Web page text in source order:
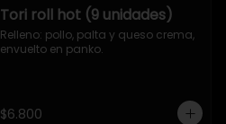
Tori roll hot (9 unidades)
Relleno: pollo, palta y queso crema,
envuelto en panko.
$6.800